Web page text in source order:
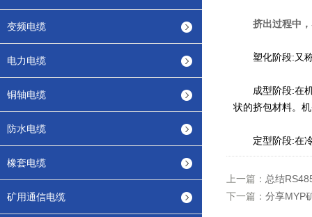
变频电缆
电力电缆
铜轴电缆
防水电缆
橡套电缆
矿用通信电缆
挤出过程中，
塑化阶段:又称
成型阶段:在机
状的挤包材料。
定型阶段:在冷
上一篇： 总结
下一篇： 分享MYP